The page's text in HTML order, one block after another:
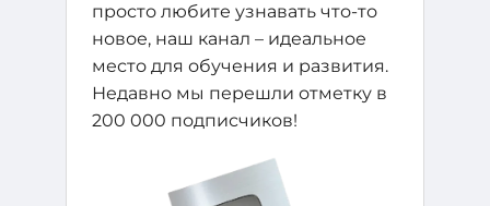
просто любите узнавать что-то
новое, наш канал – идеальное
место для обучения и развития.
Недавно мы перешли отметку в
200 000 подписчиков!